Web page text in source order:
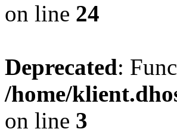
on line 24
Deprecated:
/home/
on line 3